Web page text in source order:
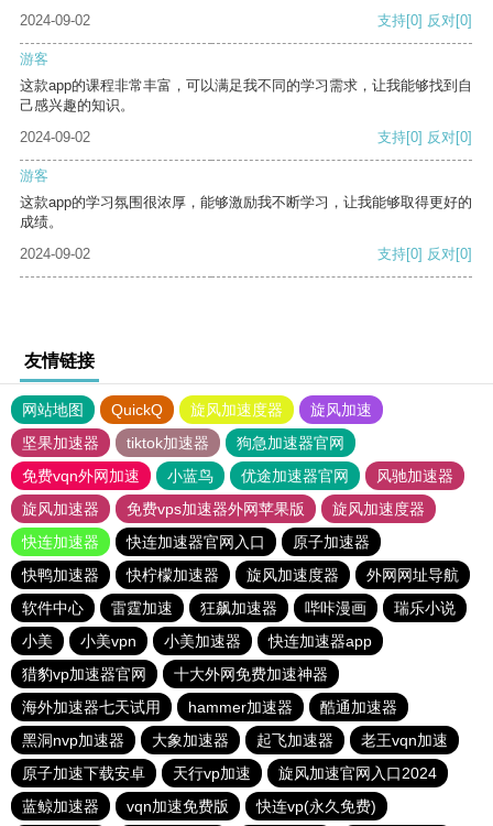
2024-09-02 支持[0] 反对[0]
游客
这款app的课程非常丰富，可以满足我不同的学习需求，让我能够找到自
己感兴趣的知识。
2024-09-02
支持[0] 反对[0]
游客
这款app的学习氛围很浓厚，能够激励我不断学习，让我能够取得更好的
成绩。
2024-09-02
支持[0] 反对[0]
友情链接
网站地图 QuickQ 旋风加速度器
旋风加速
坚果加速器
tiktok加速器
狗急加速器官网
免费vqn外网加速
小蓝鸟 优途加速器官网
风驰加速器
旋风加速器
免费vps加速器外网苹果版
旋风加速度器
快连加速器
快连加速器官网入口
原子加速器
快鸭加速器
快柠檬加速器 旋风加速度器
外网网址导航
软件中心
雷霆加速 狂飙加速器 哔咔漫画
瑞乐小说
小美
小美vpn 小美加速器
快连加速器app
猎豹vp加速器官网
十大外网免费加速神器
海外加速器七天试用
hammer加速器
酷通加速器
黑洞nvp加速器
大象加速器 起飞加速器
老王vqn加速
原子加速下载安卓
天行vp加速
旋风加速官网入口2024
蓝鲸加速器
vqn加速免费版 快连vp(永久免费)